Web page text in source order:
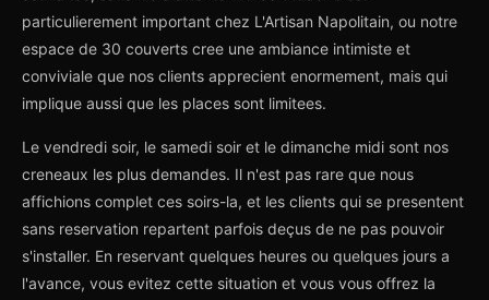
particulierement important chez L'Artisan Napolitain, ou notre
espace de 30 couverts cree une ambiance intimiste et
conviviale que nos clients apprecient enormement, mais qui
implique aussi que les places sont limitees.
Le vendredi soir, le samedi soir et le dimanche midi sont nos
creneaux les plus demandes. Il n'est pas rare que nous
affichions complet ces soirs-la, et les clients qui se presentent
sans reservation repartent parfois deçus de ne pas pouvoir
s'installer. En reservant quelques heures ou quelques jours a
l'avance, vous evitez cette situation et vous vous offrez la